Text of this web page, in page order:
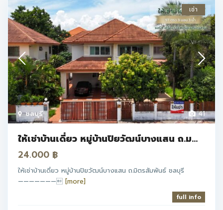
41
ชลบุรี
เช่า
ให้เช่าบ้านเดี่ยว หมู่บ้านปิยวัฒน์บางแสน ถ.ม...
24.000 ฿
ให้เช่าบ้านเดี่ยว หมู่บ้านปิยวัฒน์บางแสน ถ.มิตรสัมพันธ์ ชลบุรี
——————— [more]
full info